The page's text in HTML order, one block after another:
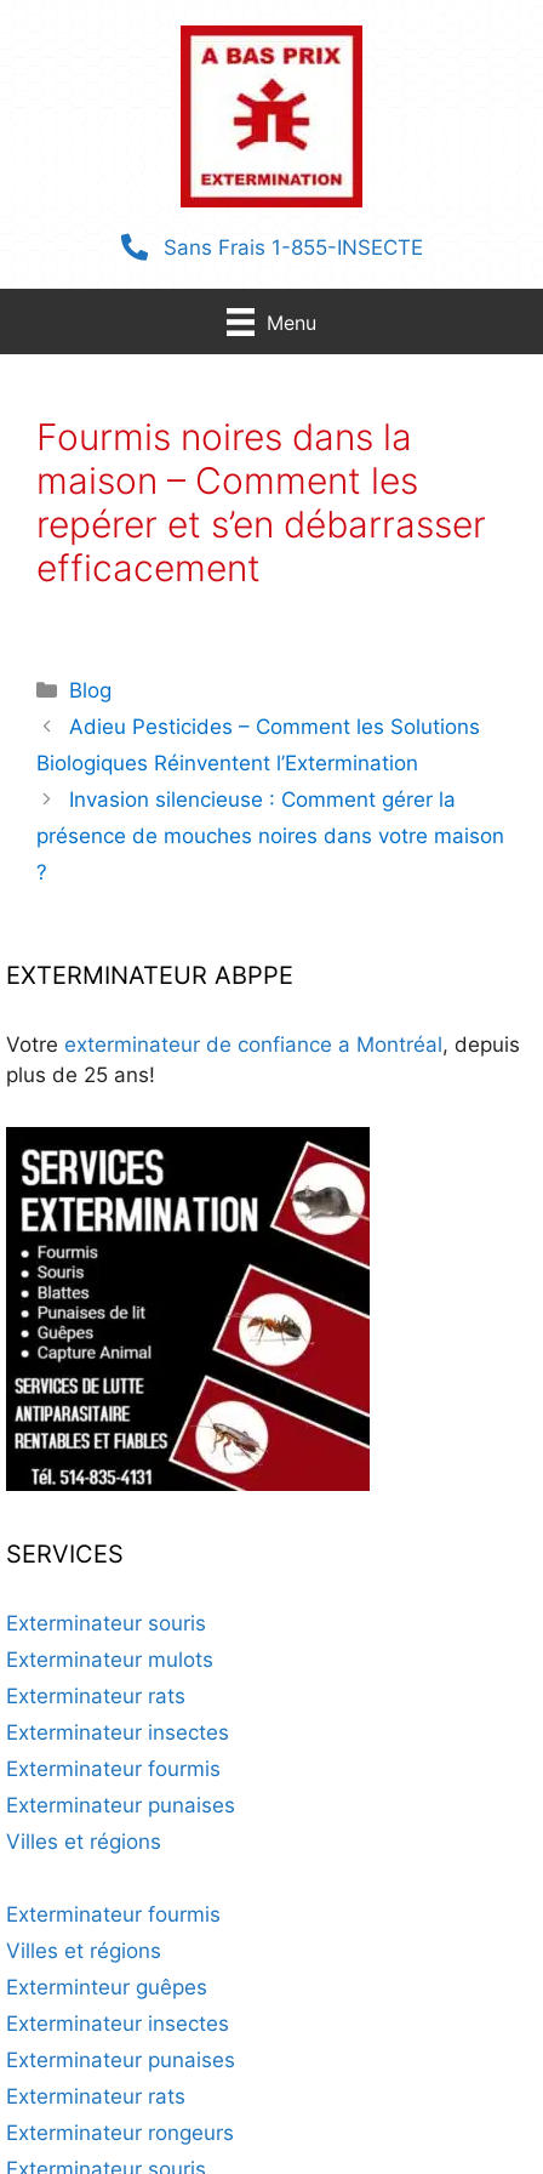
Sans Frais 1-855-INSECTE
Menu
Fourmis noires dans la
maison – Comment les
repérer et s’en débarrasser
efficacement
Catégories
Blog
Adieu Pesticides – Comment les Solutions
Biologiques Réinventent l’Extermination
Invasion silencieuse : Comment gérer la
présence de mouches noires dans votre maison
?
EXTERMINATEUR ABPPE
Votre exterminateur de confiance a Montréal, depuis
plus de 25 ans!
SERVICES
Exterminateur souris
Exterminateur mulots
Exterminateur rats
Exterminateur insectes
Exterminateur fourmis
Exterminateur punaises
Villes et régions
Exterminateur fourmis
Villes et régions
Exterminteur guêpes
Exterminateur insectes
Exterminateur punaises
Exterminateur rats
Exterminateur rongeurs
Exterminateur souris